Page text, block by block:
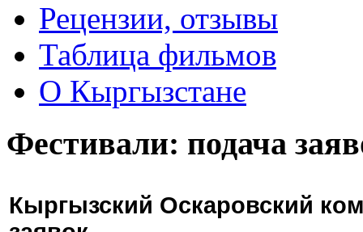
Рецензии, отзывы
Таблица фильмов
О Кыргызстане
Фестивали: подача
Кыргызский Оскаровский